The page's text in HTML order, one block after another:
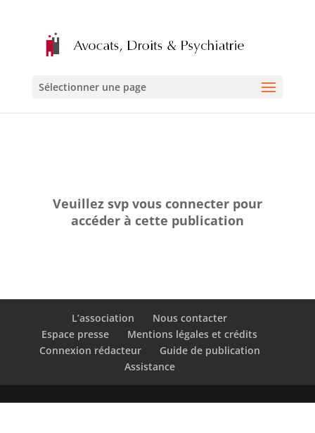
Sélectionner une page
Veuillez svp vous connecter pour
accéder à cette publication
L’association
Nous contacter
Espace presse
Mentions légales et crédits
Connexion rédacteur
Guide de publication
Assistance